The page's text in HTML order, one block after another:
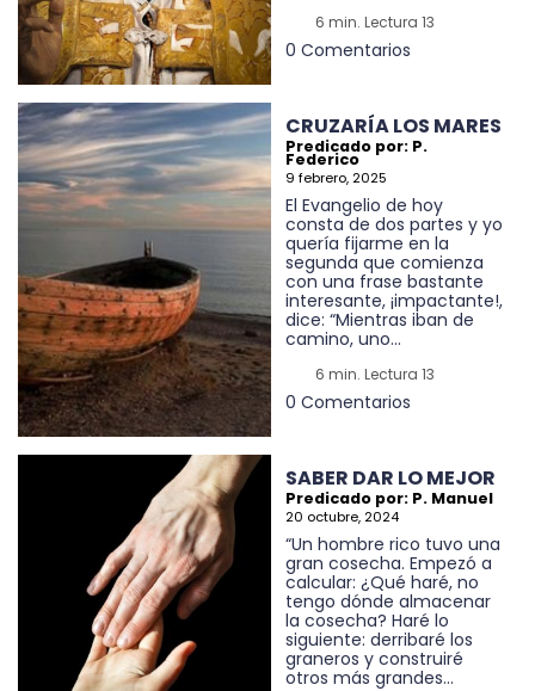
6 min. Lectura 13
0 Comentarios
CRUZARÍA LOS MARES
Predicado por: P.
Federico
9 febrero, 2025
El Evangelio de hoy
consta de dos partes y yo
quería fijarme en la
segunda que comienza
con una frase bastante
interesante, ¡impactante!,
dice: “Mientras iban de
camino, uno...
6 min. Lectura 13
0 Comentarios
SABER DAR LO MEJOR
Predicado por: P. Manuel
20 octubre, 2024
“Un hombre rico tuvo una
gran cosecha. Empezó a
calcular: ¿Qué haré, no
tengo dónde almacenar
la cosecha? Haré lo
siguiente: derribaré los
graneros y construiré
otros más grandes...